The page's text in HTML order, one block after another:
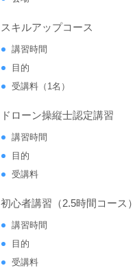
スキルアップコース
講習時間
目的
受講料（1名）
ドローン操縦士認定講習
講習時間
目的
受講料
初心者講習（2.5時間コース）
講習時間
目的
受講料